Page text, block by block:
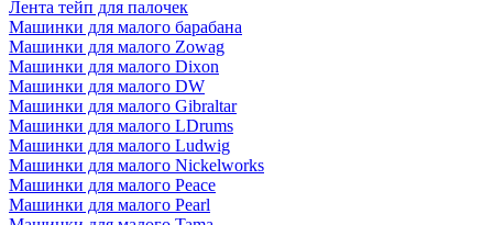
Лента тейп для палочек
Машинки для малого барабана
Машинки для малого Zowag
Машинки для малого Dixon
Машинки для малого DW
Машинки для малого Gibraltar
Машинки для малого LDrums
Машинки для малого Ludwig
Машинки для малого Nickelworks
Машинки для малого Peace
Машинки для малого Pearl